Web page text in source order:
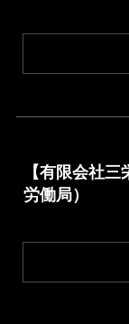
【有限会社
労働局）